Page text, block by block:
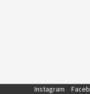
Instagram